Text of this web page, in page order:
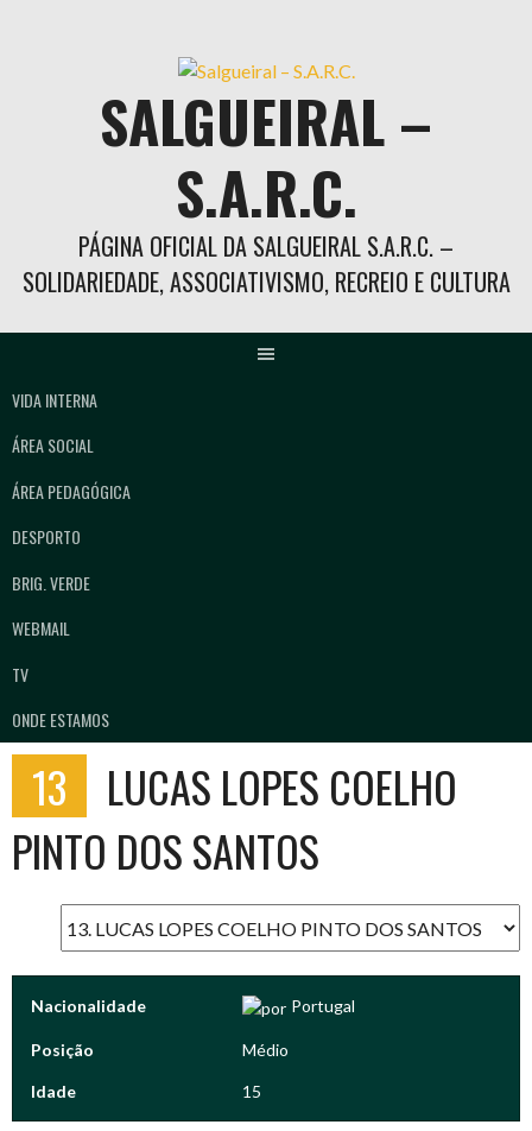
SALGUEIRAL –
S.A.R.C.
PÁGINA OFICIAL DA SALGUEIRAL S.A.R.C. –
SOLIDARIEDADE, ASSOCIATIVISMO, RECREIO E CULTURA
VIDA INTERNA
ÁREA SOCIAL
ÁREA PEDAGÓGICA
DESPORTO
BRIG. VERDE
WEBMAIL
TV
ONDE ESTAMOS
13
LUCAS LOPES COELHO
PINTO DOS SANTOS
Nacionalidade Portugal
Posição Médio
Idade 15